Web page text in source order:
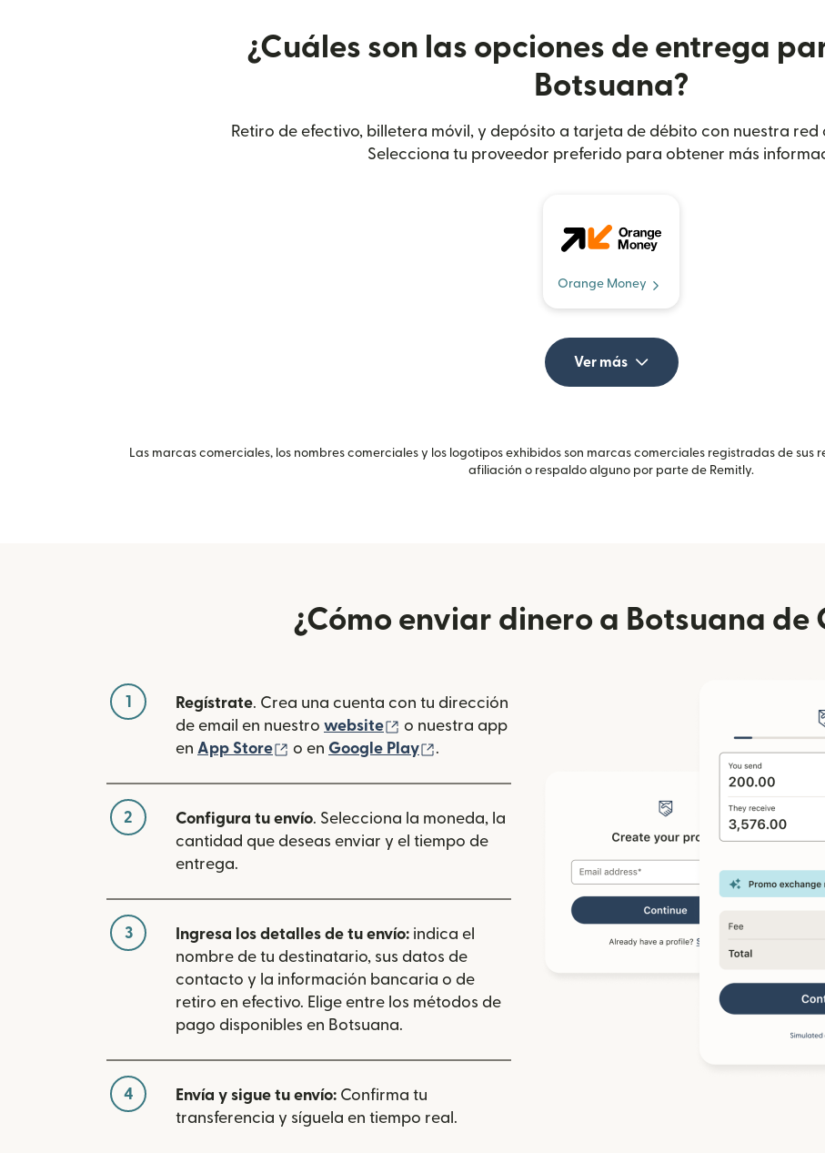
¿Cuáles son las opciones de entrega
Botsuana?
Retiro de efectivo, billetera móvil, y depósito a tarjeta de débito con nuestra red
Selecciona tu proveedor preferido para obtener más
Orange Money
Ver más
Las marcas comerciales, los nombres comerciales y los logotipos exhibidos son marcas comerciales registradas de sus
afiliación o respaldo alguno por parte de Remitly.
¿Cómo enviar dinero a Botsuana de
1 Regístrate. Crea una cuenta con tu dirección
de email en nuestro website (se abre en una ventana nueva)
o nuestra app
en App Store (se abre en una ventana nueva)
o en Google Play .
2 Configura tu envío. Selecciona la moneda, la
cantidad que deseas enviar y el tiempo de
entrega.
3 Ingresa los detalles de tu envío: indica el
nombre de tu destinatario, sus datos de
contacto y la información bancaria o de
retiro en efectivo. Elige entre los métodos de
pago disponibles en Botsuana.
4 Envía y sigue tu envío: Confirma tu
transferencia y síguela en tiempo real.